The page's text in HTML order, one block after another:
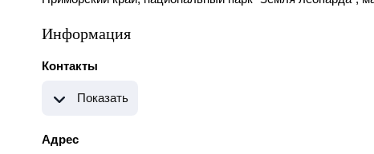
Информация
Контакты
Показать
Адрес